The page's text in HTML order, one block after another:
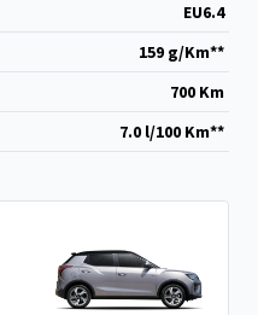
EU6.4
159 g/Km**
700 Km
7.0 l/100 Km**